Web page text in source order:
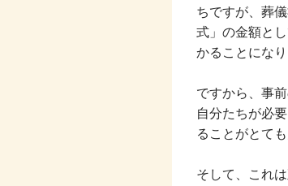
ちですが、葬
式」の金額と
かることにな
ですから、事
自分たちが必
ることがとても
そして、これ